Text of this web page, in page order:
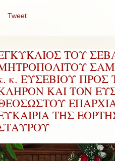
Tweet
ΤΟΥ
κ. ΕΥΣΕΒΙΟΥ ΠΡΟΣ
ΚΑΙ ΤΟΝ
ΤΗΣ